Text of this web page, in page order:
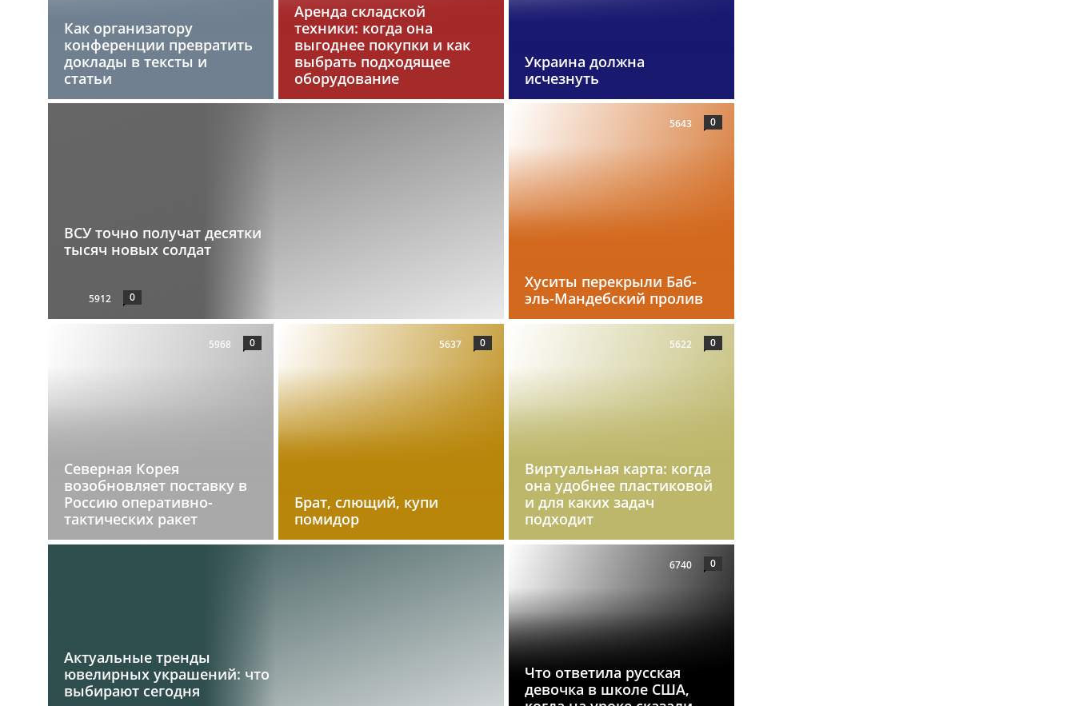
Как организатору
конференции превратить
доклады в тексты и
статьи
Аренда складской
техники: когда она
выгоднее покупки и как
выбрать подходящее
оборудование
Украина должна
исчезнуть
ВСУ точно получат десятки
тысяч новых солдат
5912 0
Хуситы перекрыли Баб-
эль-Мандебский пролив
5643 0
Северная Корея
возобновляет поставку в
Россию оперативно-
тактических ракет
5968 0
Брат, слющий, купи
помидор
5637 0
Виртуальная карта: когда
она удобнее пластиковой
и для каких задач
подходит
5622 0
Актуальные тренды
ювелирных украшений: что
выбирают сегодня
Что ответила русская
девочка в школе США,
6740 0